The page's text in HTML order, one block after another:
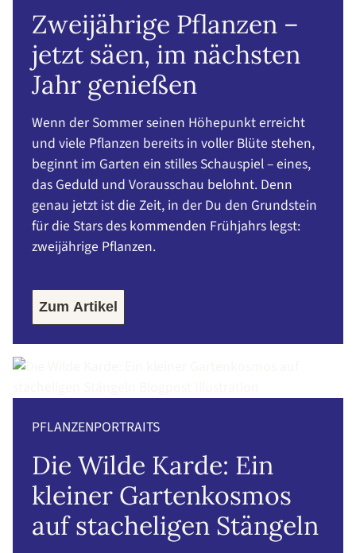
Zweijährige Pflanzen –
jetzt säen, im nächsten
Jahr genießen
Wenn der Sommer seinen Höhepunkt erreicht
und viele Pflanzen bereits in voller Blüte stehen,
beginnt im Garten ein stilles Schauspiel – eines,
das Geduld und Vorausschau belohnt. Denn
genau jetzt ist die Zeit, in der Du den Grundstein
für die Stars des kommenden Frühjahrs legst:
zweijährige Pflanzen.
Zum Artikel
PFLANZENPORTRAITS
Die Wilde Karde: Ein
kleiner Gartenkosmos
auf stacheligen Stängeln